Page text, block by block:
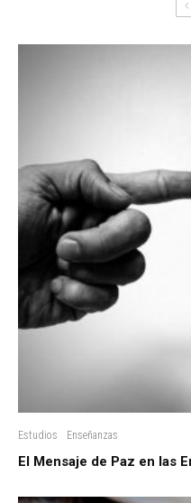
Estudios Enseñanzas
El Mensaje de Paz en las